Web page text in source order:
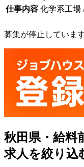
仕事内容 化学系工場
募集が停止していま
秋田県・給料
求人を絞り込